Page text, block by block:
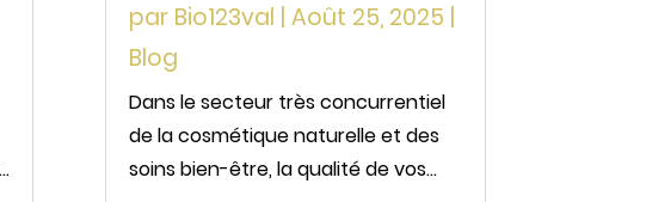
par Bio123val Août 25, 2025
Blog
Dans le secteur très concurrentiel
de la cosmétique naturelle et des
soins bien-être, la qualité de vos